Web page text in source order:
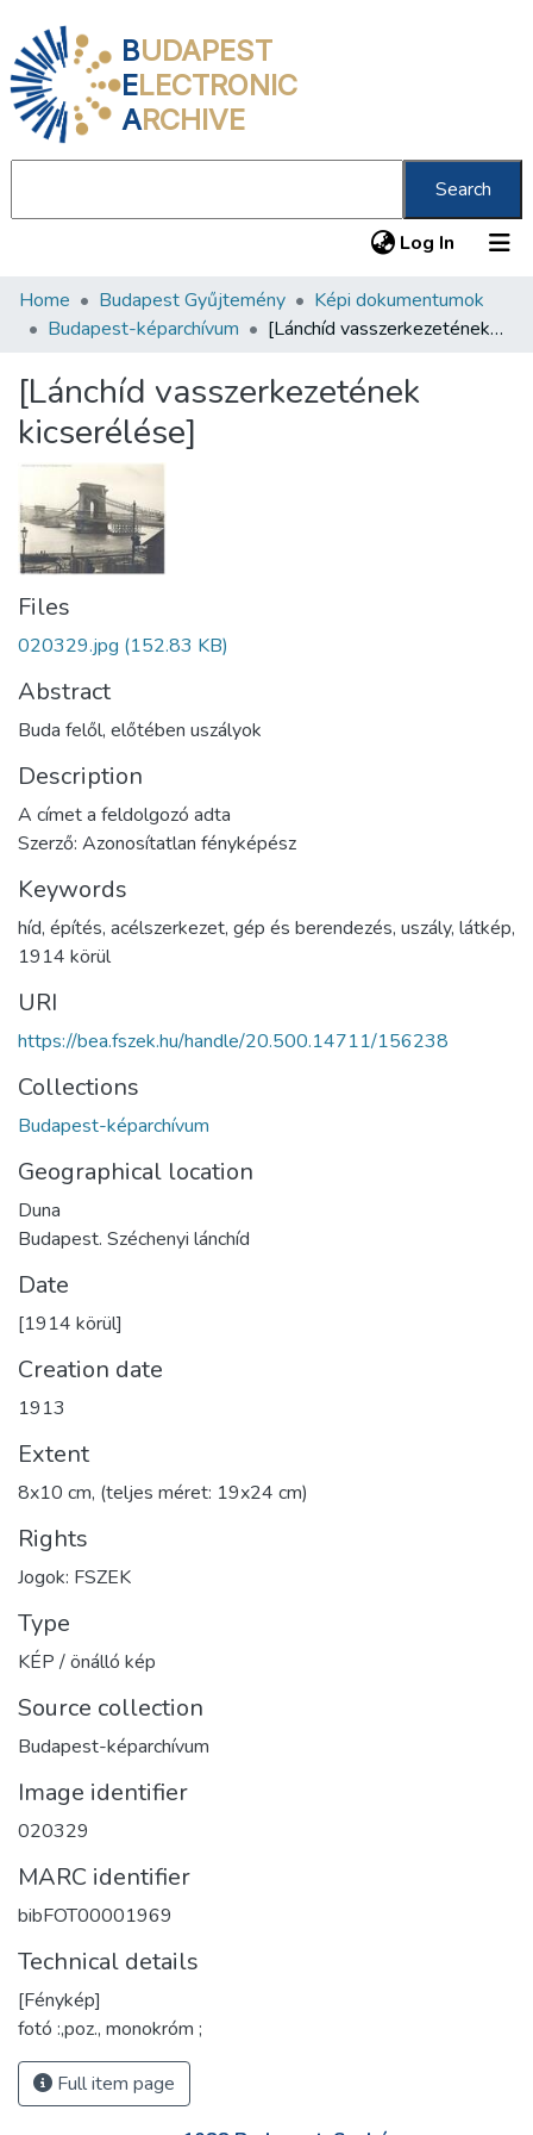
BUDAPEST
ELECTRONIC
ARCHIVE
Search
Log In (current)
Communities & Collections
Statistics
About us
Home Budapest Gyűjtemény
Képi dokumentumok
Budapest-képarchívum
[Lánchíd vasszerkezetének kicserélése]
[Lánchíd vasszerkezetének
kicserélése]
Files
020329.jpg (152.83 KB)
Abstract
Buda felől, előtében uszályok
Description
A címet a feldolgozó adta
Szerző: Azonosítatlan fényképész
Keywords
híd, építés, acélszerkezet, gép és berendezés, uszály, látkép,
1914 körül
URI
https://bea.fszek.hu/handle/20.500.14711/156238
Collections
Budapest-képarchívum
Geographical location
Duna
Budapest. Széchenyi lánchíd
Date
[1914 körül]
Creation date
1913
Extent
8x10 cm, (teljes méret: 19x24 cm)
Rights
Jogok: FSZEK
Type
KÉP / önálló kép
Source collection
Budapest-képarchívum
Image identifier
020329
MARC identifier
bibFOT00001969
Technical details
[Fénykép]
fotó :,poz., monokróm ;
Full item page